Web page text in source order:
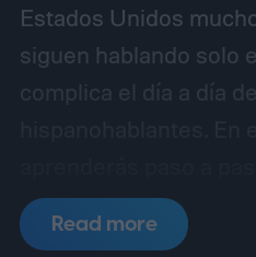
Estados Unidos
siguen hablando solo
complica el día a día
español MyChart (el
basado en Epic), así
Read more